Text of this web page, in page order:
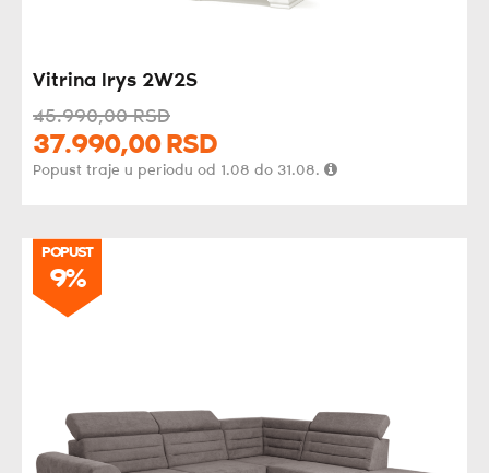
Vitrina Irys 2W2S
45.990,00 RSD
37.990,00 RSD
Popust traje u periodu od 1.08 do 31.08.
POPUST
9%